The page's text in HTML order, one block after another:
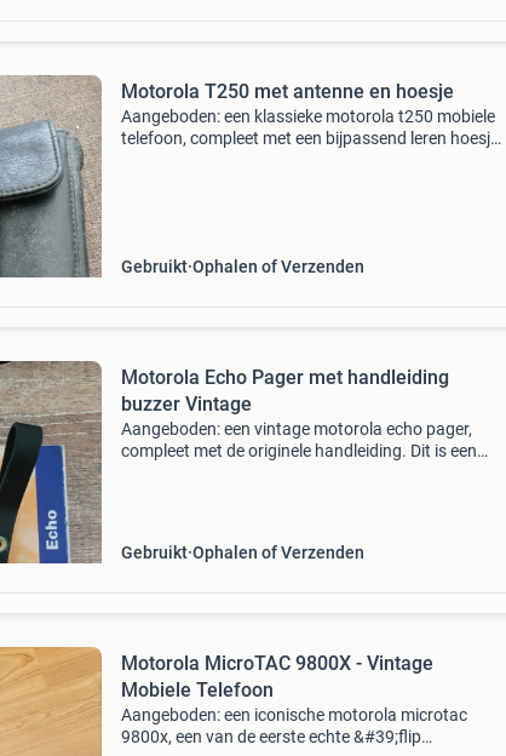
Motorola T250 met antenne en hoesje
Aangeboden: een klassieke motorola t250 mobiele
telefoon, compleet met een bijpassend leren hoesje.
Gebruikt Ophalen of Verzenden
Motorola Echo Pager met handleiding
buzzer Vintage
Aangeboden: een vintage motorola echo pager,
compleet met de originele handleiding. Dit is een
Gebruikt Ophalen of Verzenden
Motorola MicroTAC 9800X - Vintage
Mobiele Telefoon
Aangeboden: een iconische motorola microtac
9800x, een van de eerste echte &#39;flip